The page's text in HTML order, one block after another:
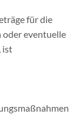
für die
oder eventuelle
ist